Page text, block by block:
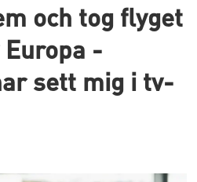
och tog flyget
-
sett mig i tv-